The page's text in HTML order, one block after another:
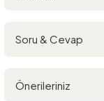
Soru & Cevap
Önerileriniz